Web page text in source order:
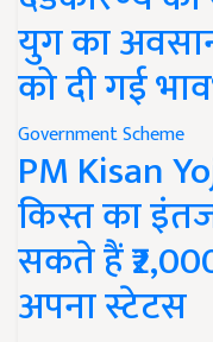
युग का
को दी गई
Government Scheme
PM Kisan
किस्त का
सकते हैं
अपना स्टेटस